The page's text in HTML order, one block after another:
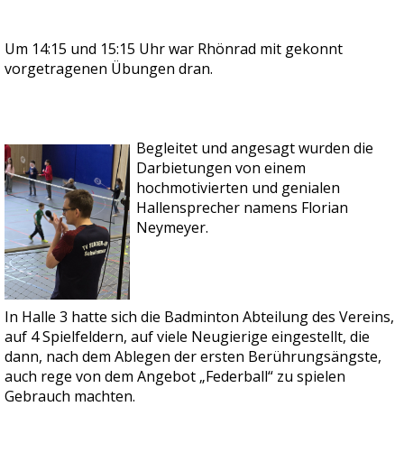
Um 14:15 und 15:15 Uhr war Rhönrad mit gekonnt
vorgetragenen Übungen dran.
Begleitet und angesagt wurden die
Darbietungen von einem
hochmotivierten und genialen
Hallensprecher namens Florian
Neymeyer.
In Halle 3 hatte sich die Badminton Abteilung des Vereins,
auf 4 Spielfeldern, auf viele Neugierige eingestellt, die
dann, nach dem Ablegen der ersten Berührungsängste,
auch rege von dem Angebot „Federball“ zu spielen
Gebrauch machten.